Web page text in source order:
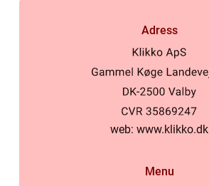
Adress
web: www.klikko.dk
Menu